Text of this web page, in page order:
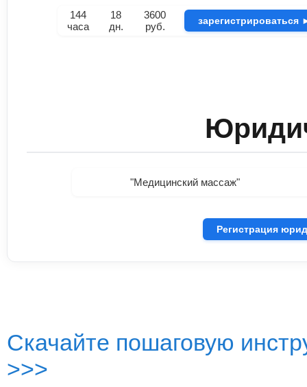
144
часа
18
дн.
3600
руб.
зарегистрироваться
"Медицинский массаж"
Регистрация
Скачайте пошаговую
>>>